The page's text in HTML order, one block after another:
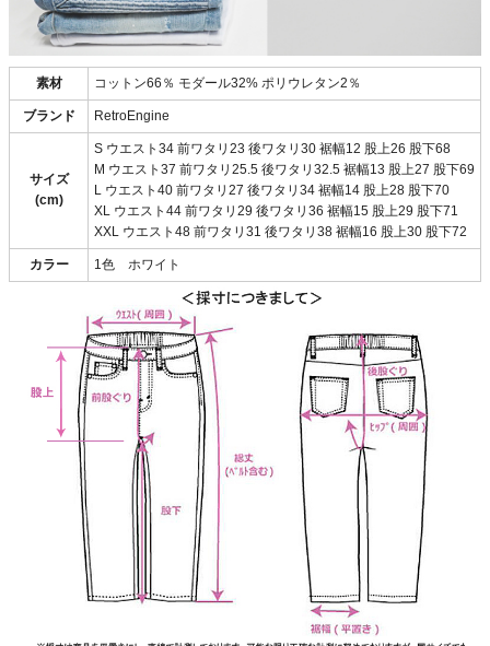
素材 コットン66％ モダール32% ポリウレタン2％
ブランド RetroEngine
サイズ
(cm)
S ウエスト34 前ワタリ23 後ワタリ30 裾幅12 股上26 股下68
M ウエスト37 前ワタリ25.5 後ワタリ32.5 裾幅13 股上27 股下69
L ウエスト40 前ワタリ27 後ワタリ34 裾幅14 股上28 股下70
XL ウエスト44 前ワタリ29 後ワタリ36 裾幅15 股上29 股下71
XXL ウエスト48 前ワタリ31 後ワタリ38 裾幅16 股上30 股下72
カラー 1色 ホワイト